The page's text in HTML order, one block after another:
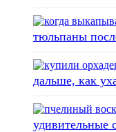
тюльпаны
дальше, как
удивительные